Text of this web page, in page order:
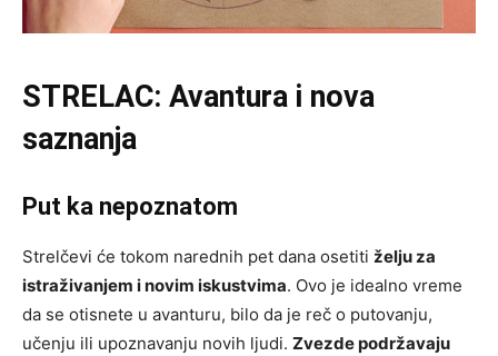
STRELAC: Avantura i nova
saznanja
Put ka nepoznatom
Strelčevi će tokom narednih pet dana osetiti želju za
istraživanjem i novim iskustvima. Ovo je idealno vreme
da se otisnete u avanturu, bilo da je reč o putovanju,
učenju ili upoznavanju novih ljudi. Zvezde podržavaju